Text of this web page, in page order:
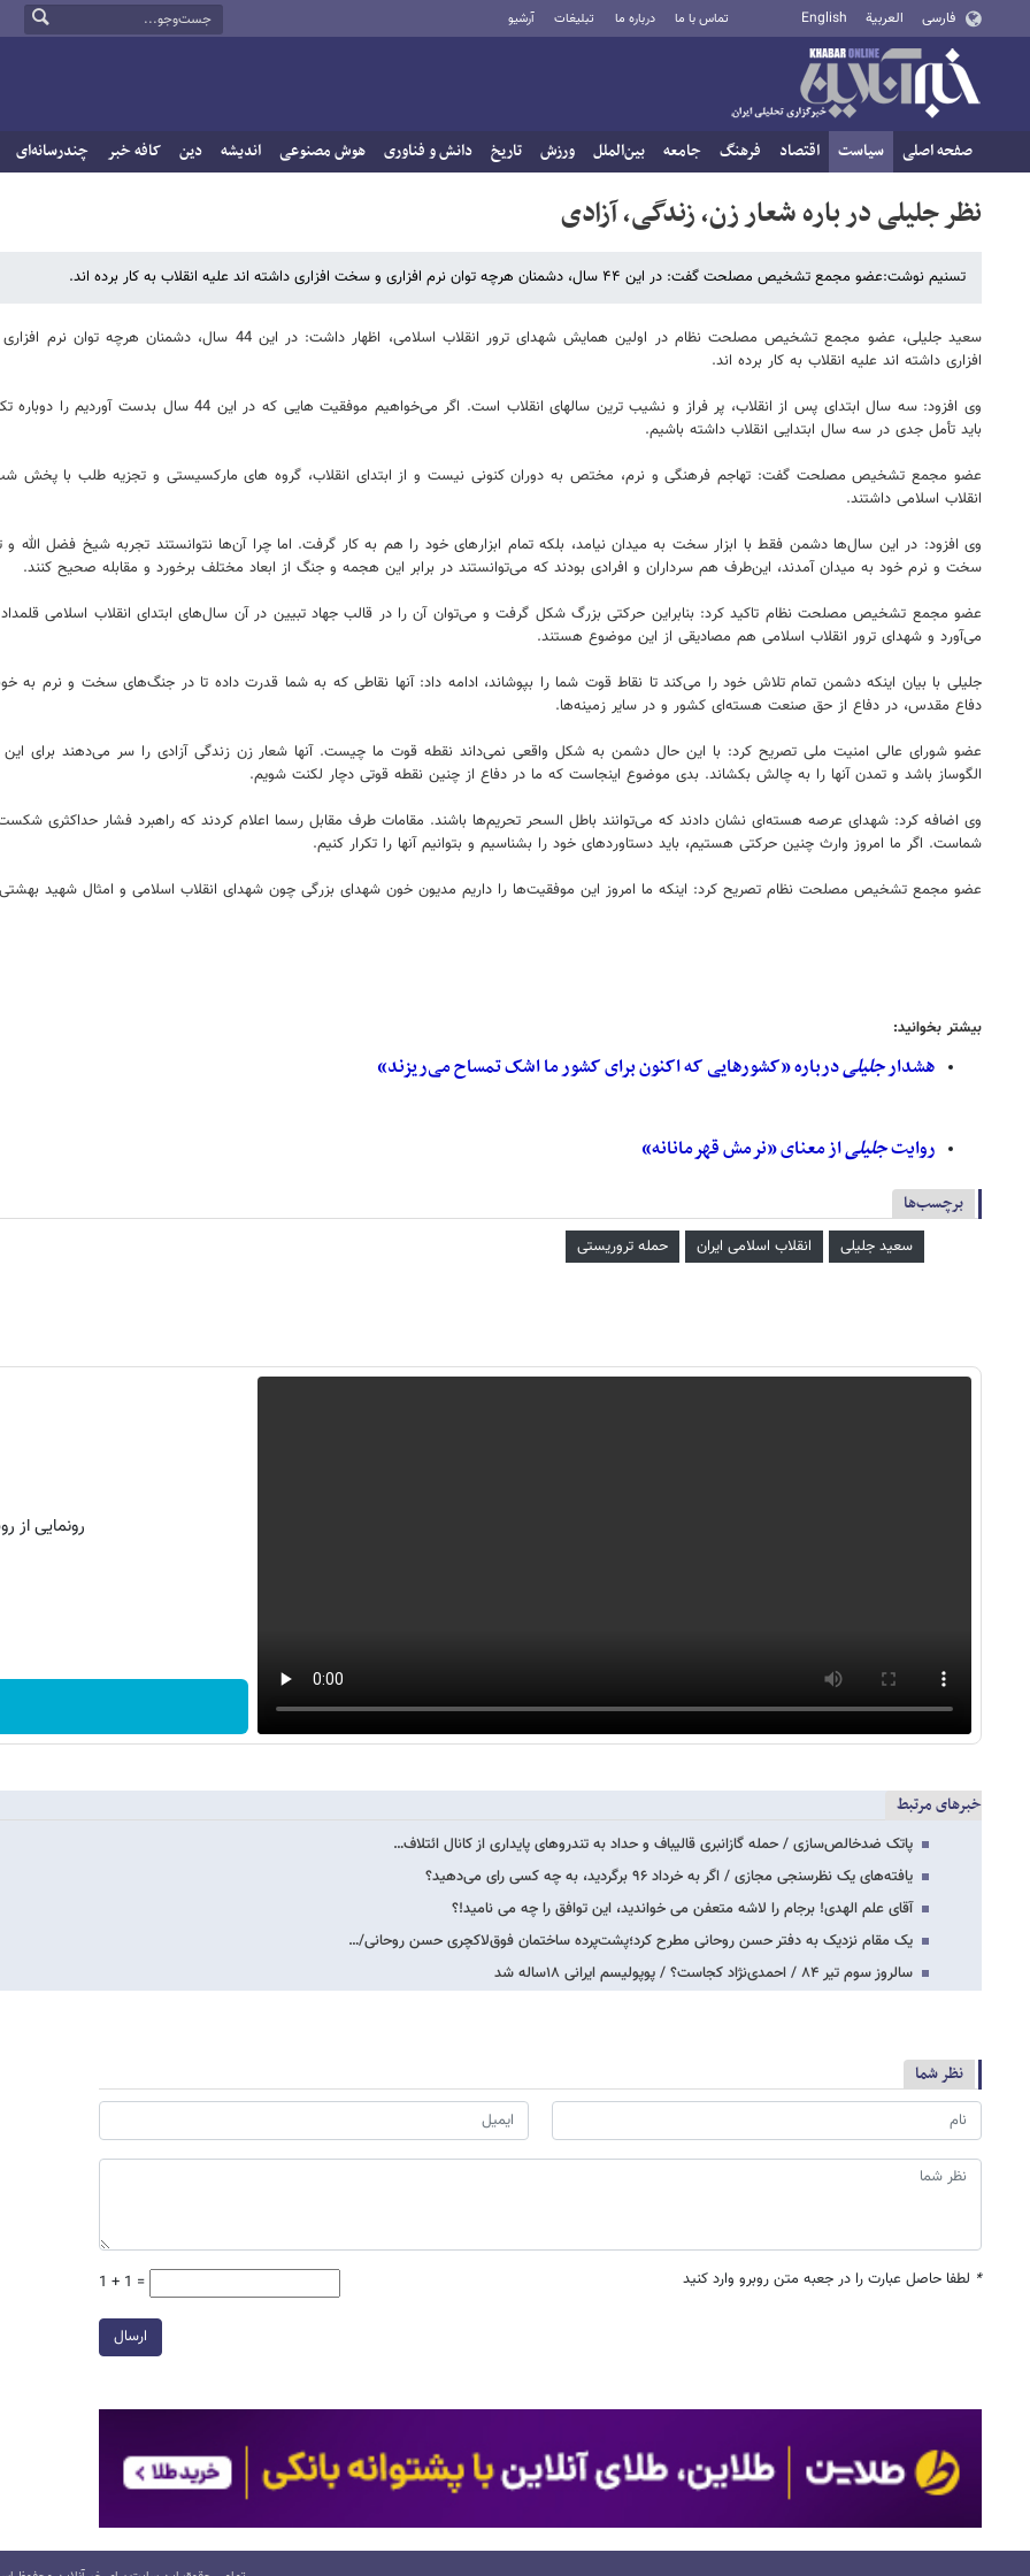
فارسی العربية English تماس با ما درباره ما تبلیغات آرشیو
صفحه اصلی سیاست اقتصاد فرهنگ جامعه بین‌الملل ورزش تاریخ دانش و فناوری هوش مصنوعی اندیشه دین کافه خبر چندرسانه‌ای
نظر جلیلی در باره شعار زن، زندگی، آزادی
تسنیم نوشت:عضو مجمع تشخیص مصلحت گفت: در این ۴۴ سال، دشمنان هرچه توان نرم افزاری و سخت افزاری داشته اند علیه انقلاب به کار برده اند.
سعید جلیلی، عضو مجمع تشخیص مصلحت نظام در اولین همایش شهدای ترور انقلاب اسلامی، اظهار داشت: در این 44 سال،
افزاری داشته اند علیه انقلاب به کار برده اند.
وی افزود: سه سال ابتدای پس از انقلاب، پر فراز و نشیب ترین سالهای انقلاب است. اگر می‌خواهیم موفقیت هایی که در این 44
باید تأمل جدی در سه سال ابتدایی انقلاب داشته باشیم.
عضو مجمع تشخیص مصلحت گفت: تهاجم فرهنگی و نرم، مختص به دوران کنونی نیست و از ابتدای انقلاب، گروه های مارکسیستی و تجزیه طلب با پخش
انقلاب اسلامی داشتند.
وی افزود: در این سال‌ها دشمن فقط با ابزار سخت به میدان نیامد، بلکه تمام ابزارهای خود را هم به کار گرفت. اما چرا آن‌ها نتوانستند تجربه شیخ فضل الله
سخت و نرم خود به میدان آمدند، این‌طرف هم سرداران و افرادی بودند که می‌توانستند در برابر این هجمه و جنگ از ابعاد مختلف برخورد و مقابله صحیح کنند.
عضو مجمع تشخیص مصلحت نظام تاکید کرد: بنابراین حرکتی بزرگ شکل گرفت و می‌توان آن را در قالب جهاد تبیین در آن سال‌های ابتدای انقلاب اسلامی
می‌آورد و شهدای ترور انقلاب اسلامی هم مصادیقی از این موضوع هستند.
جلیلی با بیان اینکه دشمن تمام تلاش خود را می‌کند تا نقاط قوت شما را بپوشاند، ادامه داد: آنها نقاطی که به شما قدرت داده تا در جنگ‌های سخت و نرم
دفاع مقدس، در دفاع از حق صنعت هسته‌ای کشور و در سایر زمینه‌ها.
عضو شورای عالی امنیت ملی تصریح کرد: با این حال دشمن به شکل واقعی نمی‌داند نقطه قوت ما چیست. آنها شعار زن زندگی آزادی را سر می‌دهند برای
الگوساز باشد و تمدن آنها را به چالش بکشاند. بدی موضوع اینجاست که ما در دفاع از چنین نقطه قوتی دچار لکنت شویم.
وی اضافه کرد: شهدای عرصه هسته‌ای نشان‌ دادند که می‌توانند باطل السحر تحریم‌ها باشند. مقامات‌ طرف مقابل رسما اعلام کردند که راهبرد فشار حداکثری شکست
شماست. اگر ما امروز وارث چنین حرکتی هستیم، باید دستاوردهای خود را بشناسیم و بتوانیم آنها را تکرار کنیم.
عضو مجمع تشخیص مصلحت نظام تصریح کرد: اینکه ما امروز این موفقیت‌ها را داریم مدیون خون شهدای بزرگی چون شهدای انقلاب اسلامی و امثال شهید
بیشتر بخوانید:
هشدارجلیلیدرباره «کشورهایی که اکنون برای کشور ما اشک تمساح می‌ریزند»
روایتجلیلیاز معنای «نرمش قهرمانانه»
برچسب‌ها
سعید جلیلی انقلاب اسلامی ایران حمله تروریستی
رونمایی از
خبرهای مرتبط
پاتک ضدخالص‌سازی / حمله گازانبری قالیباف و حداد به تندروهای پایداری از کانال ائتلاف…
یافته‌های یک نظرسنجی مجازی / اگر به خرداد ۹۶ برگردید، به چه کسی رای می‌دهید؟
آقای علم الهدی! برجام را لاشه متعفن می خواندید، این توافق را چه می نامید!؟
یک مقام نزدیک به دفتر حسن روحانی مطرح کرد؛پشت‌پرده ساختمان فوق‌لاکچری حسن روحانی/…
سالروز سوم تیر ۸۴‌ / احمدی‌نژاد کجاست؟ / پوپولیسم ایرانی ۱۸ساله شد
نظر شما
* لطفا حاصل عبارت را در جعبه متن روبرو وارد کنید 1 + 1 =
ارسال